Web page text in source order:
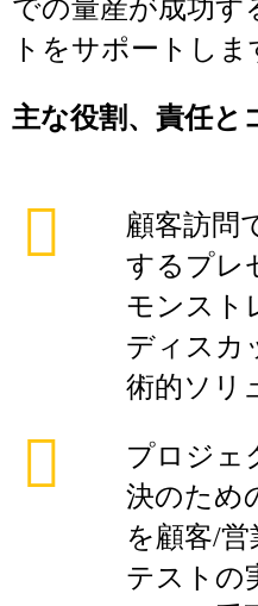
での量産が成功す
トをサポートしま
主な役割、責任と
顧客訪問
するプレ
モンスト
ディスカ
術的ソリ
プロジェ
決のため
を顧客/営
テストの